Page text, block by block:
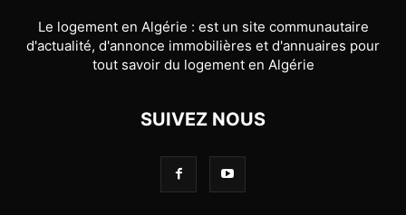
Le logement en Algérie : est un site communautaire
d'actualité, d'annonce immobilières et d'annuaires pour
tout savoir du logement en Algérie
SUIVEZ NOUS